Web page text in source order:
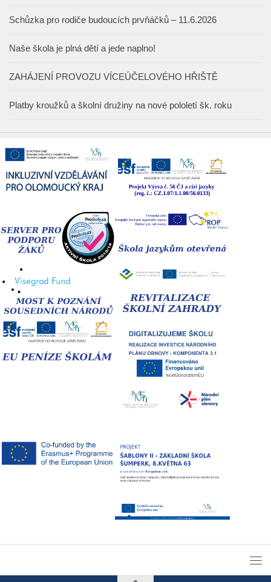
Schůzka pro rodiče budoucích prvňáčků – 11.6.2026
Naše škola je plná dětí a jede naplno!
ZAHÁJENÍ PROVOZU VÍCEÚČELOVÉHO HŘIŠTĚ
Platby kroužků a školní družiny na nové pololetí šk. roku